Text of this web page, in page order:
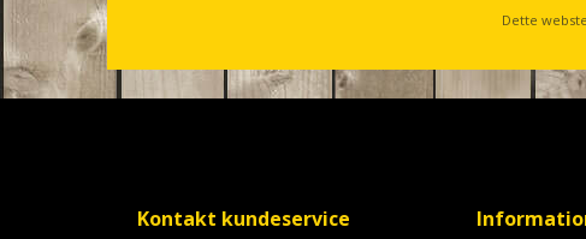
Dette
Kontakt kundeservice